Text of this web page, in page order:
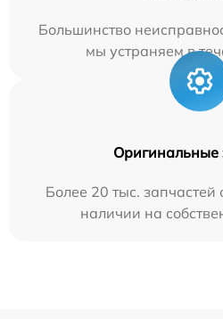
Большинство
мы устраняем в
Оригинальные
Более 20 тыс. запчастей
наличии на